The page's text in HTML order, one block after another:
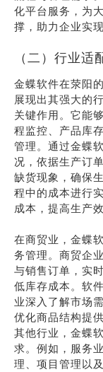
化平台服务，为
撑，助力企业实
（二）行业适
金蝶软件在荥阳
展现出其强大的
关键作用。它能
程监控、产品库
管理。通过金蝶
况，依据生产订
缺货现象，确保
程中的成本进行
成本，提高生产
在商贸业，金蝶
务管理。商贸企
与销售订单，实
低库存成本。软
业深入了解市场
优化商品结构提
其他行业，金蝶
求。例如，服务
理、项目管理以